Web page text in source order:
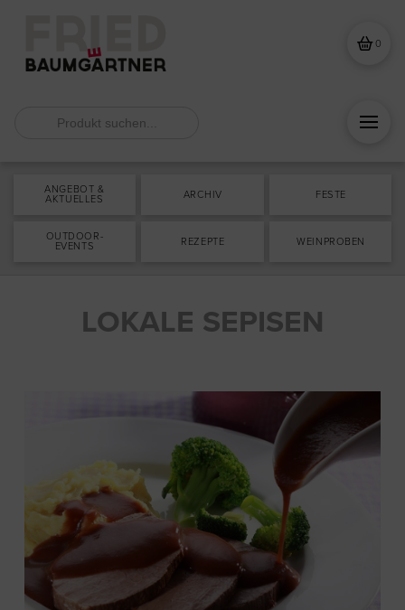
0
ANGEBOT &
AKTUELLES ARCHIV FESTE
OUTDOOR-
EVENTS REZEPTE WEINPROBEN
LOKALE SEPISEN